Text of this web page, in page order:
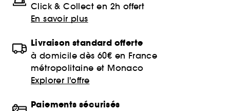
Click & Collect en 2h offert
En savoir plus
Livraison standard offerte
à domicile dès 60€ en France
métropolitaine et Monaco
Explorer l'offre
Paiements sécurisés